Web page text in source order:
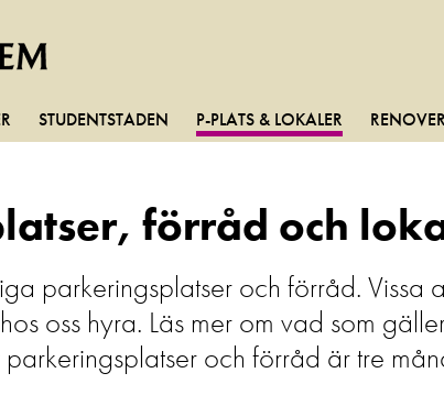
STUDENTSTADEN P-PLATS & LOKALER
förråd och
parkeringsplatser och förråd.
oss hyra. Läs mer om vad som
och förråd är tre